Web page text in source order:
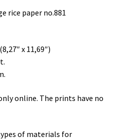
rice paper no.881
x 11,69″)
online. The prints have no
of materials for